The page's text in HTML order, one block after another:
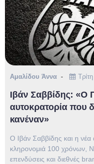
Αμαλίδου Άννα
Ιβάν Σαββίδης: «Ο
αυτοκρατορία που
κανέναν»
Ο Ιβάν Σαββίδης και η
κληρονομιά 100 χρόνων,
επενδύσεις και διεθνές